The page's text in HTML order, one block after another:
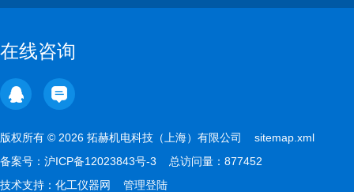
在线咨询
版权所有 © 2026 拓赫机电科技（上海）有限公司 sitemap.xml
备案号： 沪ICP备12023843号-3 总访问量：877452
技术支持： 化工仪器网 管理登陆